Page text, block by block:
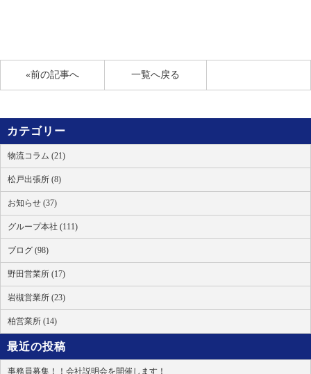
«前の記事へ 一覧へ戻る
カテゴリー
物流コラム (21)
松戸出張所 (8)
お知らせ (37)
グループ本社 (111)
ブログ (98)
野田営業所 (17)
岩槻営業所 (23)
柏営業所 (14)
最近の投稿
事務員募集！！会社説明会を開催します！